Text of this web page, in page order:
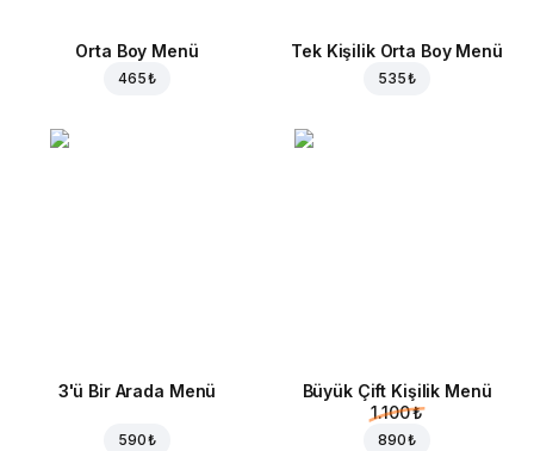
Orta Boy Menü
465 ₺
Tek Kişilik Orta Boy Menü
535 ₺
3'ü Bir Arada Menü
590 ₺
Büyük Çift Kişilik Menü
1.100 ₺
890 ₺